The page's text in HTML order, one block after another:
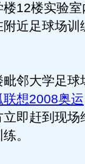
12楼实验室
近足球场训
邻大学足球
联想2008奥运
即赶到现场
。